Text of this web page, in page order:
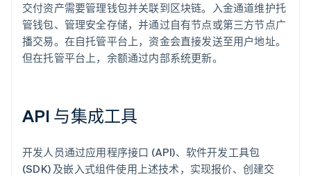
交付资产需要管理钱包并关联到区块链。入金通道维护托
管钱包、管理安全存储，并通过自有节点或第三方节点广
播交易。在自托管平台上，资金会直接发送至用户地址。
但在托管平台上，余额通过内部系统更新。
API 与集成工具
开发人员通过应用程序接口 (API)、软件开发工具包
(SDK) 及嵌入式组件使用上述技术，实现报价、创建交